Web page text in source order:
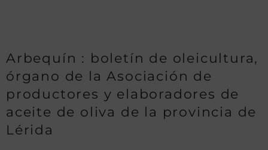
Arbequín : boletín de oleicultura,
órgano de la Asociación de
productores y elaboradores de
aceite de oliva de la provincia de
Lérida